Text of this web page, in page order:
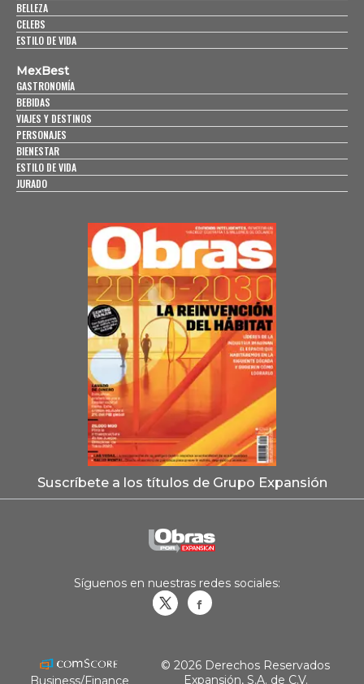
BELLEZA
CELEBS
ESTILO DE VIDA
MexBest
GASTRONOMÍA
BEBIDAS
VIAJES Y DESTINOS
PERSONAJES
BIENESTAR
ESTILO DE VIDA
JURADO
Suscríbete a los títulos de Grupo Expansión
Síguenos en nuestras redes sociales:
Business/Finance
© 2026 Derechos Reservados
Expansión, S.A. de C.V.